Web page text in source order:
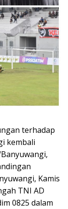
terhadap
kembali
Kamis
TNI AD
0825 dalam